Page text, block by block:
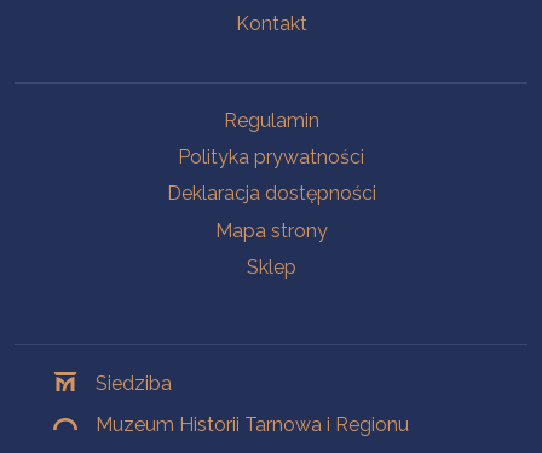
Kontakt
Regulamin
Polityka prywatności
Deklaracja dostępności
Mapa strony
Sklep
Siedziba
Muzeum Historii Tarnowa i Regionu